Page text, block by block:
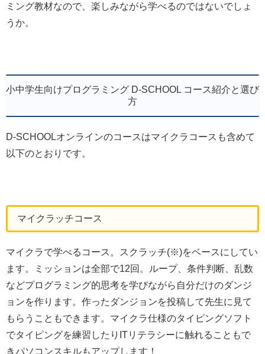
ミング教材なので、楽しみながら学べるのではないでしょ
うか。
小中学生向けプログラミング D-SCHOOL コース紹介と選び
方
D-SCHOOLオンラインのコースはマイクラコースも含めて
以下のとおりです。
マイクラッチコース
マイクラで学べるコース。スクラッチ(※)をベースにしてい
ます。ミッションは全部で12回。ループ、条件判断、乱数
などプログラミング的思考を学びながら自分だけのダンジ
ョンを作ります。作ったダンジョンを投稿して先生に見て
もらうこともできます。マイクラ仕様のタイピングソフト
でタイピングを練習したりITリテラシーに触れることもで
きパソコンスキルもアップします！